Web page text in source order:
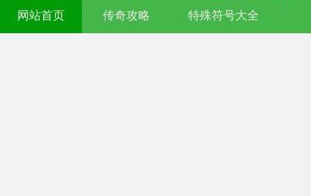
521fu 传奇发布网 - 今日新开传奇私
网站首页 传奇攻略 特殊符号大全